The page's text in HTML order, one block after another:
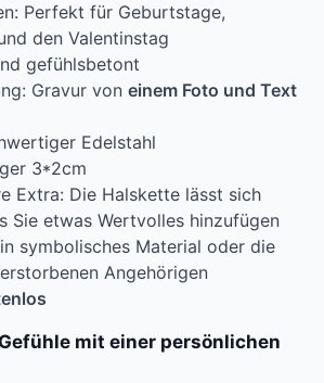
Perfekt für Geburtstage,
den Valentinstag
gefühlsbetont
Gravur von einem Foto und Text
Edelstahl
3*2cm
Extra: Die Halskette lässt sich
Sie etwas Wertvolles hinzufügen
symbolisches Material oder die
Angehörigen
mit einer persönlichen